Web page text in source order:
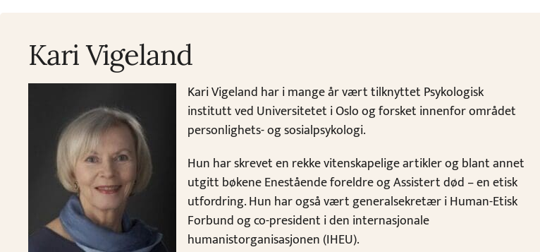
Kari Vigeland
Kari Vigeland har i mange år vært tilknyttet Psykologisk
institutt ved Universitetet i Oslo og forsket innenfor området
personlighets- og sosialpsykologi.
Hun har skrevet en rekke vitenskapelige artikler og blant annet
utgitt bøkene Enestående foreldre og Assistert død – en etisk
utfordring. Hun har også vært generalsekretær i Human-Etisk
Forbund og co-president i den internasjonale
humanistorganisasjonen (IHEU).